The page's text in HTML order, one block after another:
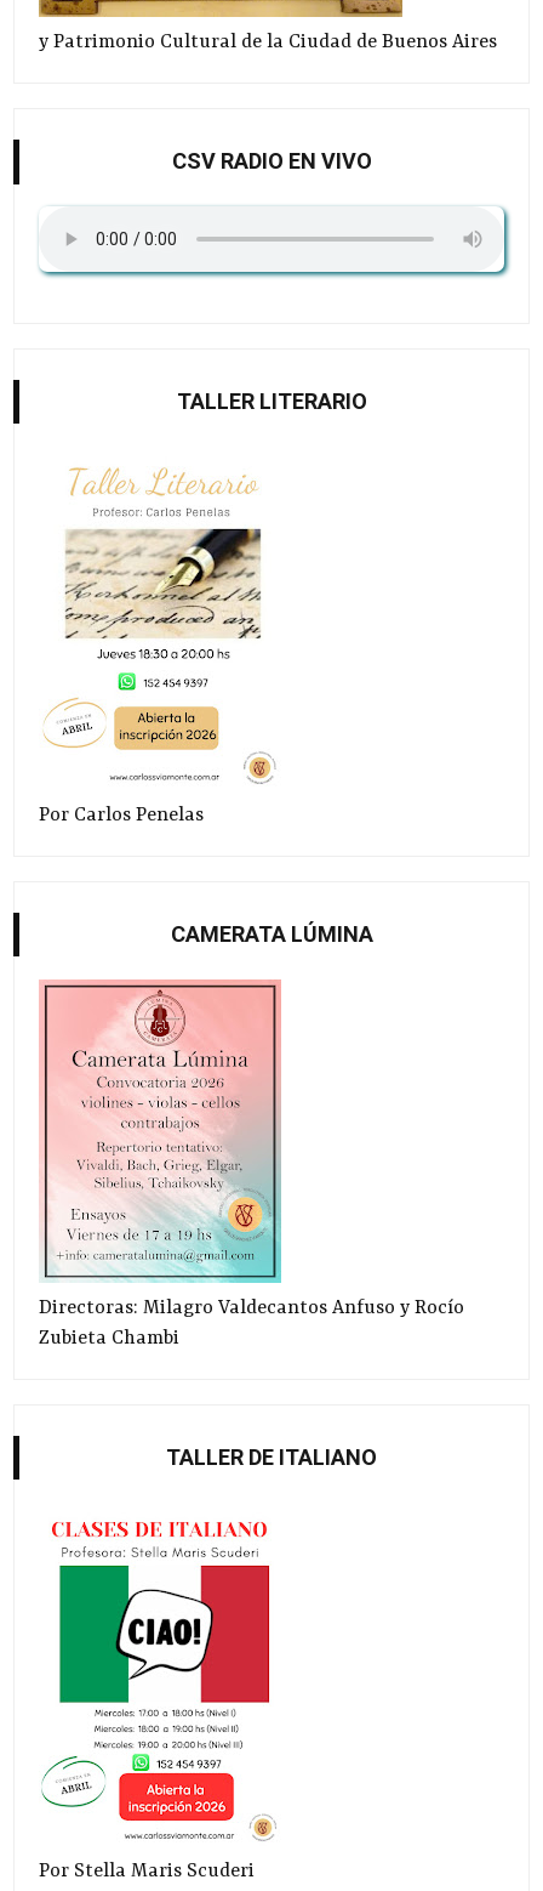
y Patrimonio Cultural de la Ciudad de Buenos Aires
CSV RADIO EN VIVO
TALLER LITERARIO
Por Carlos Penelas
CAMERATA LÚMINA
Directoras: Milagro Valdecantos Anfuso y Rocío
Zubieta Chambi
TALLER DE ITALIANO
Por Stella Maris Scuderi